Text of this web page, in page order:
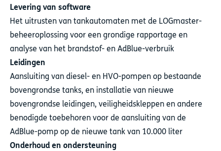
Levering van software
Het uitrusten van tankautomaten met de LOGmaster-
beheeroplossing voor een grondige rapportage en
analyse van het brandstof- en AdBlue-verbruik
Leidingen
Aansluiting van diesel- en HVO-pompen op bestaande
bovengrondse tanks, en installatie van nieuwe
bovengrondse leidingen, veiligheidskleppen en andere
benodigde toebehoren voor de aansluiting van de
AdBlue-pomp op de nieuwe tank van 10.000 liter
Onderhoud en ondersteuning